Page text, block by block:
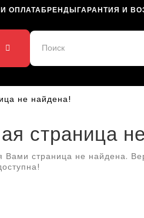
ОПЛАТА БРЕНДЫ ГАРАНТИЯ И
не найдена!
страница
страница не найдена.